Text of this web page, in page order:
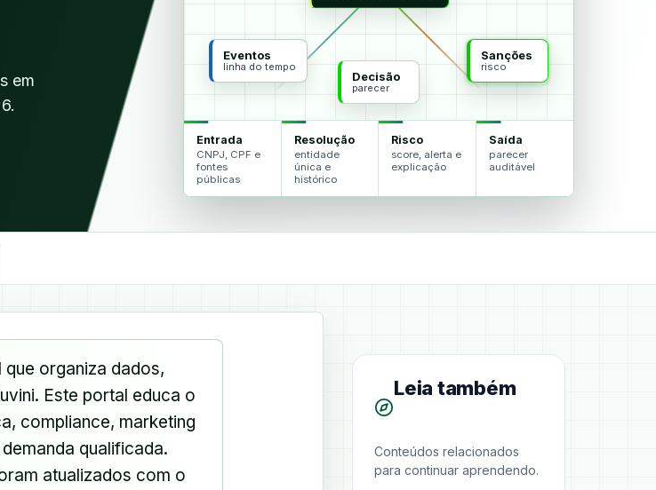
em
Eventos
linha do tempo
Sanções
risco
Decisão
parecer
Entrada
CNPJ, CPF e
fontes
públicas
Resolução
entidade
única e
histórico
Risco
score, alerta e
explicação
Saída
parecer
auditável
organiza dados,
Este portal educa o
compliance, marketing
qualificada.
atualizados com o
Leia também
Conteúdos relacionados
para continuar aprendendo.